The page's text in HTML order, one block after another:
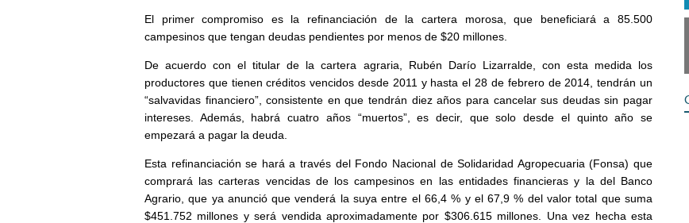
El primer compromiso es la refinanciación de la cartera morosa, que beneficiará a 85.500
campesinos que tengan deudas pendientes por menos de $20 millones.
De acuerdo con el titular de la cartera agraria, Rubén Darío Lizarralde, con esta medida los
productores que tienen créditos vencidos desde 2011 y hasta el 28 de febrero de 2014, tendrán un
“salvavidas financiero”, consistente en que tendrán diez años para cancelar sus deudas sin pagar
intereses. Además, habrá cuatro años “muertos”, es decir, que solo desde el quinto año se
empezará a pagar la deuda.
Esta refinanciación se hará a través del Fondo Nacional de Solidaridad Agropecuaria (Fonsa) que
comprará las carteras vencidas de los campesinos en las entidades financieras y la del Banco
Agrario, que ya anunció que venderá la suya entre el 66,4 % y el 67,9 % del valor total que suma
$451.752 millones y será vendida aproximadamente por $306.615 millones. Una vez hecha esta